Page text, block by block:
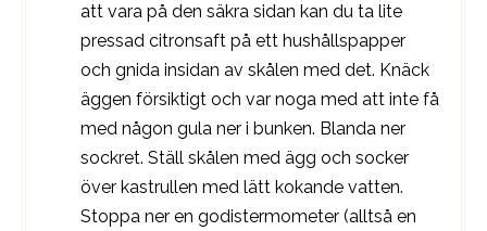
att vara på den säkra sidan kan du ta lite
pressad citronsaft på ett hushållspapper
och gnida insidan av skålen med det. Knäck
äggen försiktigt och var noga med att inte få
med någon gula ner i bunken. Blanda ner
sockret. Ställ skålen med ägg och socker
över kastrullen med lätt kokande vatten.
Stoppa ner en godistermometer (alltså en